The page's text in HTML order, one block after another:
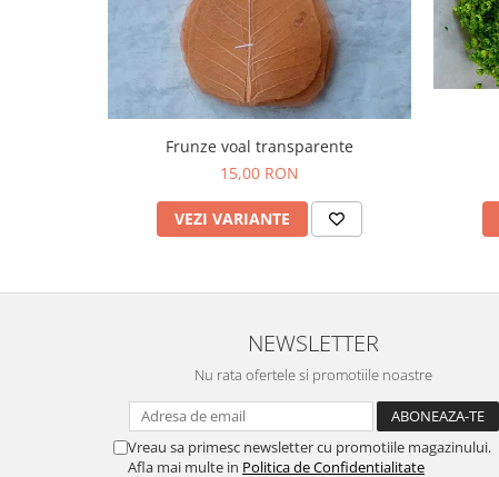
Frunze voal transparente
15,00 RON
VEZI VARIANTE
NEWSLETTER
Nu rata ofertele si promotiile noastre
Vreau sa primesc newsletter cu promotiile magazinului.
Afla mai multe in Politica de Confidentialitate